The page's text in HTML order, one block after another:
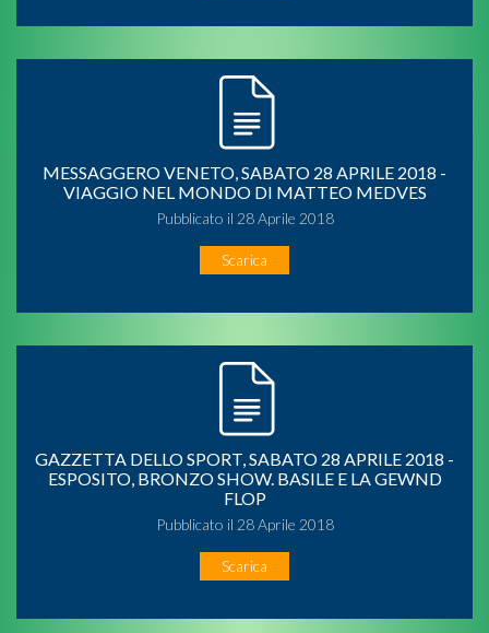
MESSAGGERO VENETO, SABATO 28 APRILE 2018 -
VIAGGIO NEL MONDO DI MATTEO MEDVES
Pubblicato il 28 Aprile 2018
Scarica
GAZZETTA DELLO SPORT, SABATO 28 APRILE 2018 -
ESPOSITO, BRONZO SHOW. BASILE E LA GEWND
FLOP
Pubblicato il 28 Aprile 2018
Scarica